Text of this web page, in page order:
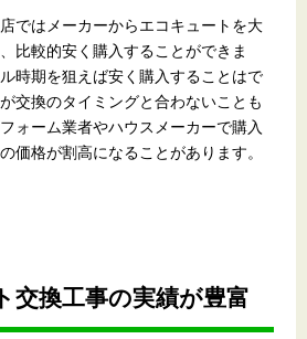
ではメーカーからエコキュートを大
比較的安く購入することができま
時期を狙えば安く購入することはで
交換のタイミングと合わないことも
ォーム業者やハウスメーカーで購入
価格が割高になることがあります。
交換工事の実績が豊富